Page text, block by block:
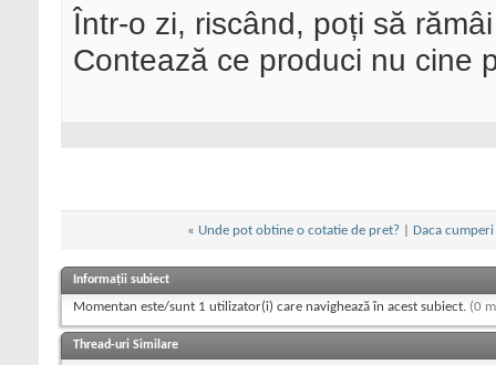
Într-o zi, riscând, poți să
Contează ce produci nu cine
« Unde pot obtine o cotatie de pret?| Daca
Informații subiect
Momentan este/sunt 1 utilizator(i) care navighează în acest subiect. (0
Thread-uri Similare